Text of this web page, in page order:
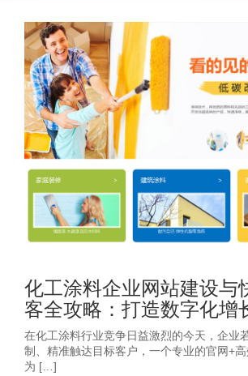
化工涂料企业网站建设与
客全攻略：打造数字化增
在化工涂料行业竞争日益激烈的今天，企业
制、精准触达目标客户，一个专业的官网+
为 […]